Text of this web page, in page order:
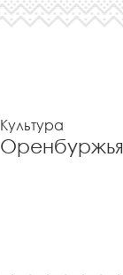
Культура
Оренбуржья